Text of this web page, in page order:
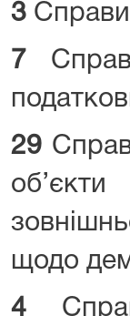
3 Справи
7
29
щодо
4